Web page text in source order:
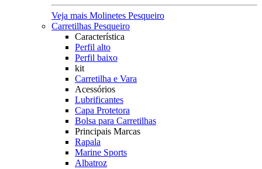
Veja mais Molinetes Pesqueiro
Carretilhas Pesqueiro
Característica
Perfil alto
Perfil baixo
kit
Carretilha e Vara
Acessórios
Lubrificantes
Capa Protetora
Bolsa para Carretilhas
Principais Marcas
Rapala
Marine Sports
Albatroz